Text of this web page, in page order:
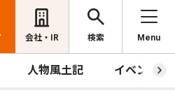
会社・IR 検索 Menu
人物風土記 イベント